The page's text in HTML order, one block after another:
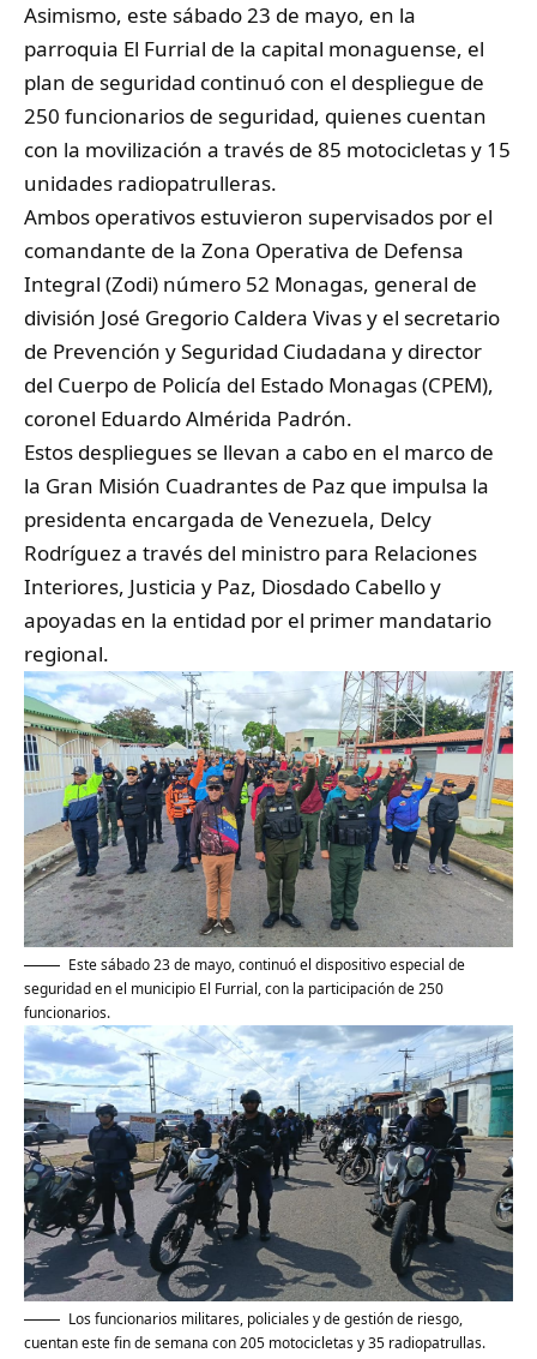
Asimismo, este sábado 23 de mayo, en la
parroquia El Furrial de la capital monaguense, el
plan de seguridad continuó con el despliegue de
250 funcionarios de seguridad, quienes cuentan
con la movilización a través de 85 motocicletas y 15
unidades radiopatrulleras.
Ambos operativos estuvieron supervisados por el
comandante de la Zona Operativa de Defensa
Integral (Zodi) número 52 Monagas, general de
división José Gregorio Caldera Vivas y el secretario
de Prevención y Seguridad Ciudadana y director
del Cuerpo de Policía del Estado Monagas (CPEM),
coronel Eduardo Almérida Padrón.
Estos despliegues se llevan a cabo en el marco de
la Gran Misión Cuadrantes de Paz que impulsa la
presidenta encargada de Venezuela, Delcy
Rodríguez a través del ministro para Relaciones
Interiores, Justicia y Paz, Diosdado Cabello y
apoyadas en la entidad por el primer mandatario
regional.
Este sábado 23 de mayo, continuó el dispositivo especial de
seguridad en el municipio El Furrial, con la participación de 250
funcionarios.
Los funcionarios militares, policiales y de gestión de riesgo,
cuentan este fin de semana con 205 motocicletas y 35 radiopatrullas.